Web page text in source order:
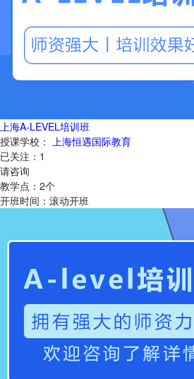
上海A-LEVEL培训班
授课学校：
上海恒遇国际教育
已关注： 1
请咨询
教学点： 2个
开班时间： 滚动开班